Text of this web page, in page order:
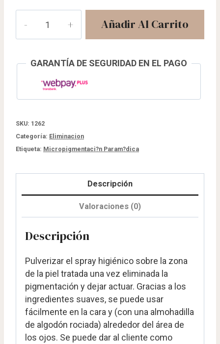
Med
Skin
Añadir Al Carrito
GARANTÍA DE SEGURIDAD EN EL PAGO
SKU: 1262
Categoría: Eliminacion
Etiqueta: Micropigmentaci?n Param?dica
Descripción
Valoraciones (0)
Descripción
Pulverizar el spray higiénico sobre la zona
de la piel tratada una vez eliminada la
pigmentación y dejar actuar. Gracias a los
ingredientes suaves, se puede usar
fácilmente en la cara y (con una almohadilla
de algodón rociada) alrededor del área de
los ojos. Se puede dar al cliente como